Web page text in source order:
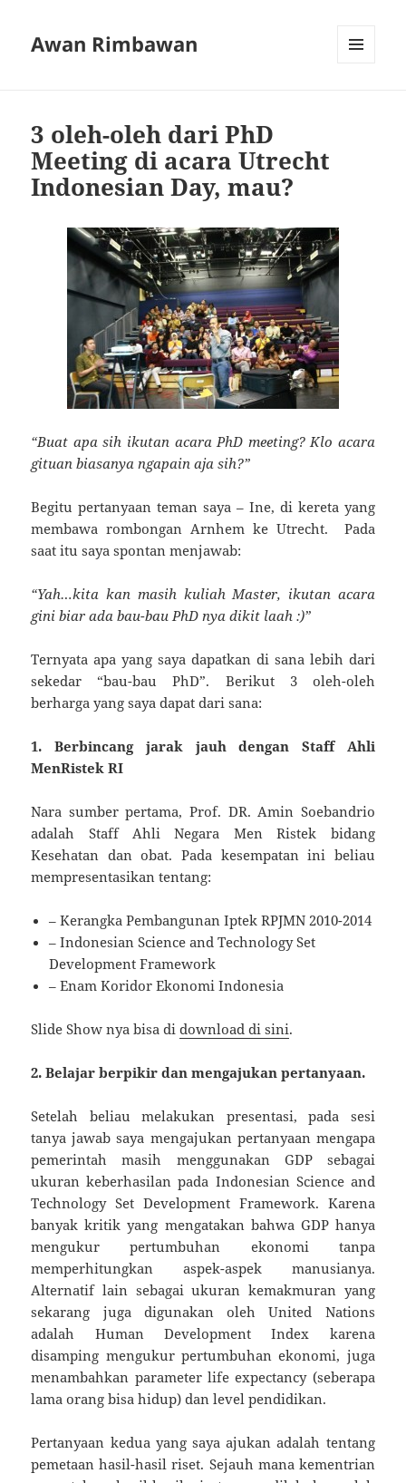
Awan Rimbawan
3 oleh-oleh dari PhD
Meeting di acara Utrecht
Indonesian Day, mau?
“Buat apa sih ikutan acara PhD meeting?Klo acara
gituan biasanya ngapain aja sih?”
Begitu pertanyaan teman saya – Ine, di kereta yang
membawa rombongan Arnhem ke Utrecht. Pada
saat itu saya spontan menjawab:
“Yah…kita kan masih kuliah Master, ikutan acara
gini biar ada bau-bau PhD nya dikit laah :)”
Ternyata apa yang saya dapatkan di sana lebih dari
sekedar “bau-bau PhD”. Berikut 3 oleh-oleh
berharga yang saya dapat dari sana:
1. Berbincang jarak jauh dengan Staff Ahli
MenRistek RI
Nara sumber pertama, Prof. DR. Amin Soebandrio
adalah Staff Ahli Negara Men Ristek bidang
Kesehatan dan obat. Pada kesempatan ini beliau
mempresentasikan tentang:
– Kerangka Pembangunan Iptek RPJMN 2010-2014
– Indonesian Science and Technology Set
Development Framework
– Enam Koridor Ekonomi Indonesia
Slide Show nya bisa didownload di sini.
2. Belajar berpikir dan mengajukan pertanyaan.
Setelah beliau melakukan presentasi, pada sesi
tanya jawab saya mengajukan pertanyaan mengapa
pemerintah masih menggunakan GDP sebagai
ukuran keberhasilan pada Indonesian Science and
Technology Set Development Framework. Karena
banyak kritik yang mengatakan bahwa GDP hanya
mengukur pertumbuhan ekonomi tanpa
memperhitungkan aspek-aspek manusianya.
Alternatif lain sebagai ukuran kemakmuran yang
sekarang juga digunakan oleh United Nations
adalah Human Development Index karena
disamping mengukur pertumbuhan ekonomi, juga
menambahkan parameter life expectancy (seberapa
lama orang bisa hidup) dan level pendidikan.
Pertanyaan kedua yang saya ajukan adalah tentang
pemetaan hasil-hasil riset. Sejauh mana kementrian